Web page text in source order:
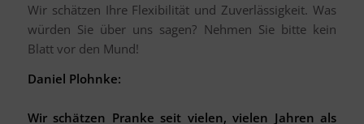
Wir schätzen Ihre Flexibilität und Zuverlässigkeit. Was
würden Sie über uns sagen? Nehmen Sie bitte kein
Blatt vor den Mund!
Daniel Plohnke:
Wir schätzen Pranke seit vielen, vielen Jahren als